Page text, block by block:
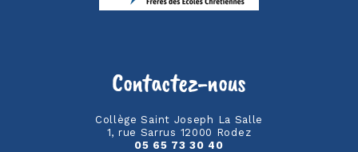
Contactez-nous
Collège Saint Joseph La Salle
1, rue Sarrus 12000 Rodez
05 65 73 30 40